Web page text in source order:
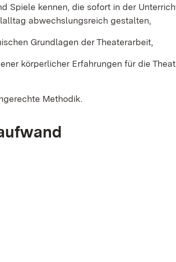
Spiele kennen, die sofort in der
abwechslungsreich gestalten,
Grundlagen der Theaterarbeit,
körperlicher Erfahrungen für die
Methodik.